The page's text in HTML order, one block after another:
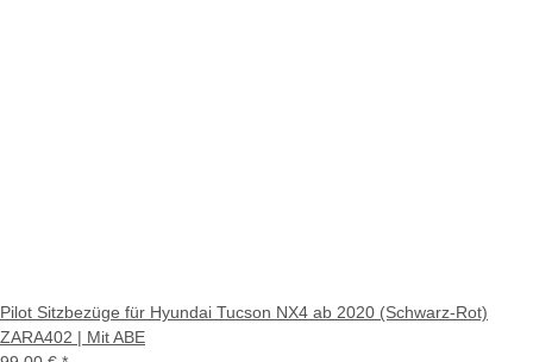
Pilot Sitzbezüge für Hyundai Tucson NX4 ab 2020 (Schwarz-Rot)
ZARA402 | Mit ABE